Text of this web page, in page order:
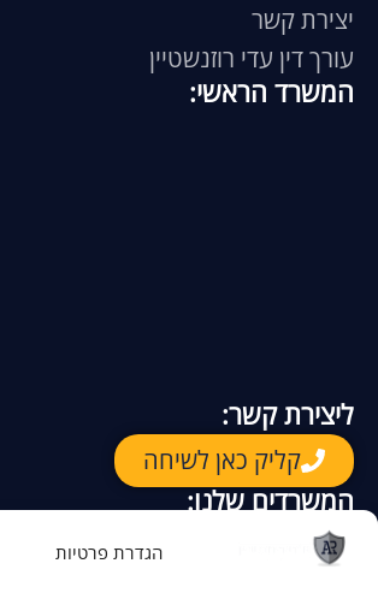
הגדרת פרטיות
יצירת קשר
עורך דין עדי רוזנשטיין
המשרד הראשי:
ליצירת קשר:
קליק כאן לשיחה
המשרדים שלנו:
ת"א–
באר שבע –